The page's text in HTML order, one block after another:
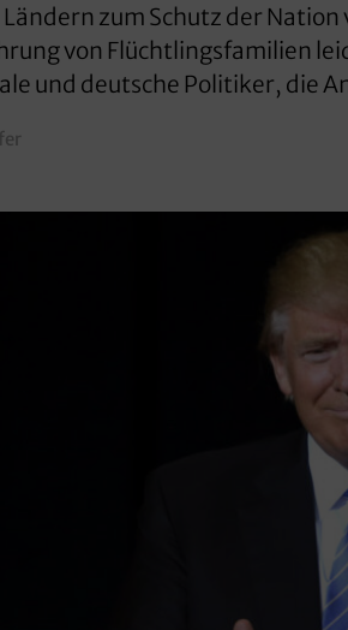
zum Schutz der
von Flüchtlingsfamilien
und deutsche Politiker, die